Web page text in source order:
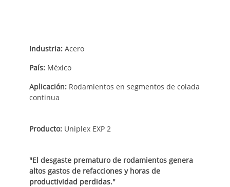
Industria:Acero
País:México
Aplicación:Rodamientos en segmentos de colada
continua
Producto:Uniplex EXP 2
"El desgaste prematuro de rodamientos genera
altos gastos de refacciones y horas de
productividad perdidas."